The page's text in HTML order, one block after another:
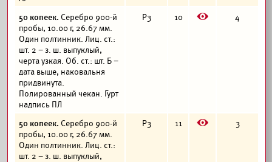
50 копеек. Серебро 900-й
пробы, 10.00 г, 26.67 мм.
Один полтинник. Лиц. ст.:
шт. 2 – з. ш. выпуклый,
черта узкая. Об. ст.: шт. Б –
дата выше, наковальня
придвинута.
Полированный чекан. Гурт
надпись ПЛ
Р3 10 E 4
50 копеек. Серебро 900-й
пробы, 10.00 г, 26.67 мм.
Один полтинник. Лиц. ст.:
шт. 2 – з. ш. выпуклый,
Р3 11 E 3